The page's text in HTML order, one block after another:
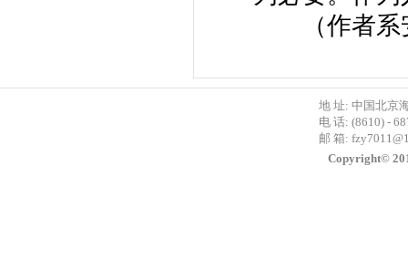
（作者系安
地 址: 中国北京
电 话: (8610) -
邮 箱:
Copyright©